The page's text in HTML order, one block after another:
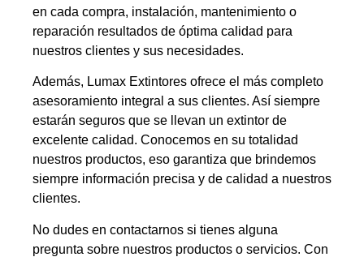
en cada compra, instalación, mantenimiento o
reparación resultados de óptima calidad para
nuestros clientes y sus necesidades.
Además, Lumax Extintores ofrece el más completo
asesoramiento integral a sus clientes. Así siempre
estarán seguros que se llevan un extintor de
excelente calidad. Conocemos en su totalidad
nuestros productos, eso garantiza que brindemos
siempre información precisa y de calidad a nuestros
clientes.
No dudes en contactarnos si tienes alguna
pregunta sobre nuestros productos o servicios. Con